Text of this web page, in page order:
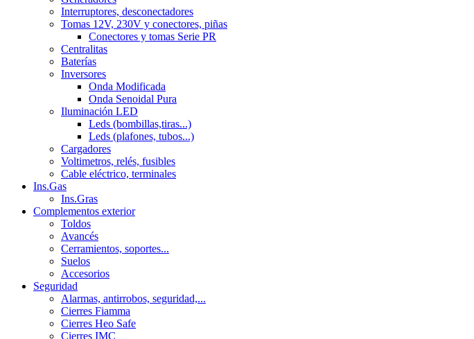
Interruptores, desconectadores
Tomas 12V, 230V y conectores, piñas
Conectores y tomas Serie PR
Centralitas
Baterías
Inversores
Onda Modificada
Onda Senoidal Pura
Iluminación LED
Leds (bombillas,tiras...)
Leds (plafones, tubos...)
Cargadores
Voltimetros, relés, fusibles
Cable eléctrico, terminales
Ins.Gas
Ins.Gras
Complementos exterior
Toldos
Avancés
Cerramientos, soportes...
Suelos
Accesorios
Seguridad
Alarmas, antirrobos, seguridad,...
Cierres Fiamma
Cierres Heo Safe
Cierres IMC